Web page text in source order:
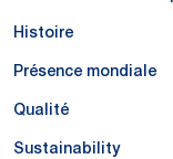
Histoire
Présence mondiale
Qualité
Sustainability